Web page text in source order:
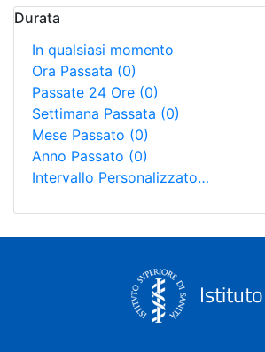
Durata
In qualsiasi momento
Ora Passata (0)
Passate 24 Ore (0)
Settimana Passata (0)
Mese Passato (0)
Anno Passato (0)
Intervallo Personalizzato…